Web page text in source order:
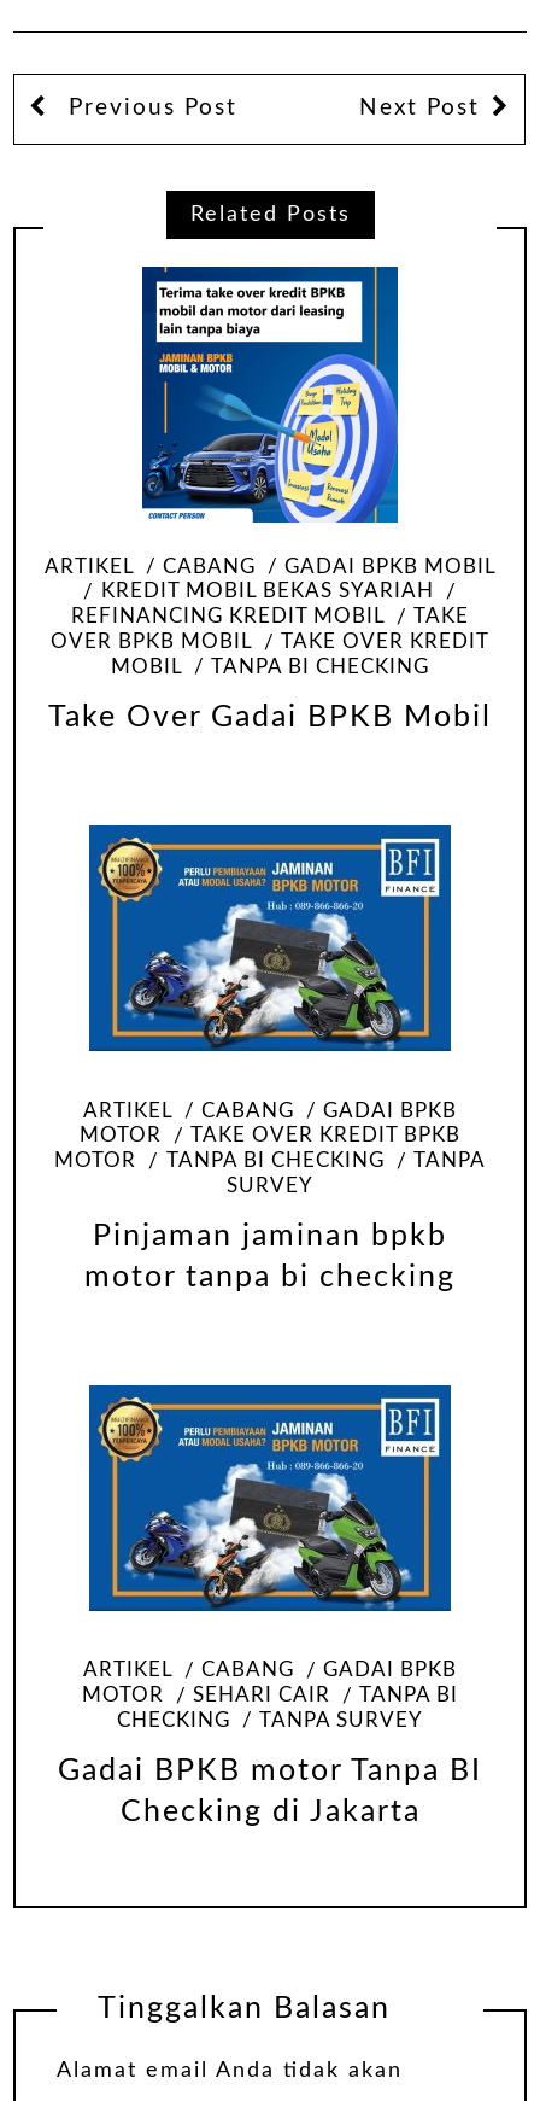
Previous Post Next Post
Related Posts
ARTIKEL CABANG
GADAI BPKB MOBIL
KREDIT MOBIL BEKAS SYARIAH
REFINANCING KREDIT MOBIL
TAKE
OVER BPKB MOBIL
TAKE OVER KREDIT
MOBIL
TANPA BI CHECKING
Take Over Gadai BPKB Mobil
ARTIKEL CABANG
GADAI BPKB
MOTOR
TAKE OVER KREDIT BPKB
MOTOR
TANPA BI CHECKING
TANPA
SURVEY
Pinjaman jaminan bpkb
motor tanpa bi checking
ARTIKEL CABANG
GADAI BPKB
MOTOR
SEHARI CAIR
TANPA BI
CHECKING
TANPA SURVEY
Gadai BPKB motor Tanpa BI
Checking di Jakarta
Tinggalkan Balasan
Alamat email Anda tidak akan